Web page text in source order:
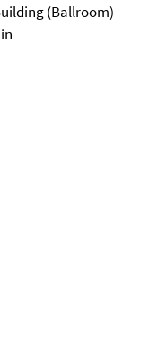
(Ballroom)